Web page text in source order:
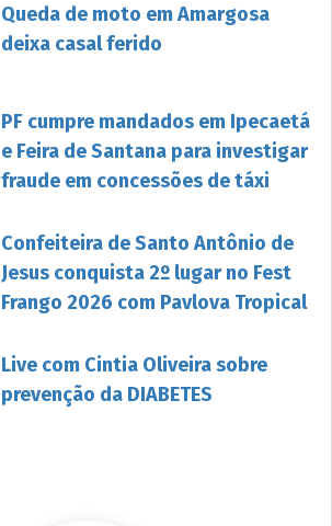
Queda de moto em Amargosa
deixa casal ferido
PF cumpre mandados em Ipecaetá
e Feira de Santana para investigar
fraude em concessões de táxi
Confeiteira de Santo Antônio de
Jesus conquista 2º lugar no Fest
Frango 2026 com Pavlova Tropical
Live com Cintia Oliveira sobre
prevenção da DIABETES